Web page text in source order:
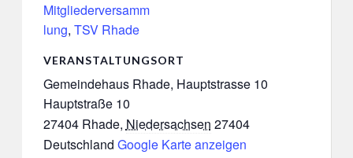
Mitgliederversamm
lung, TSV Rhade
VERANSTALTUNGSORT
Gemeindehaus Rhade, Hauptstrasse 10
Hauptstraße 10
27404 Rhade, Niedersachsen 27404
Deutschland Google Karte anzeigen